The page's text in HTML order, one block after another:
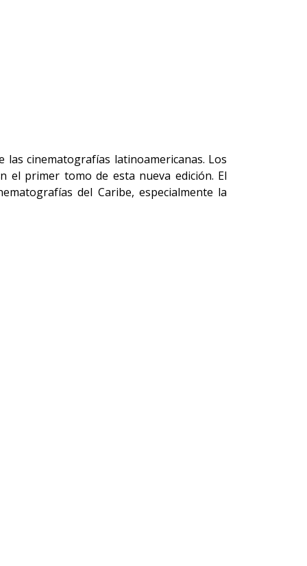
cinematografías latinoamericanas. Los
el primer tomo de esta nueva edición. El
del Caribe, especialmente la